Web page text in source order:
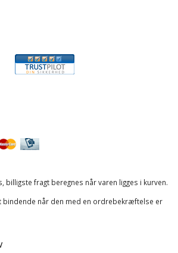
billigste fragt beregnes når varen ligges i kurven.
bindende når den med en ordrebekræftelse er